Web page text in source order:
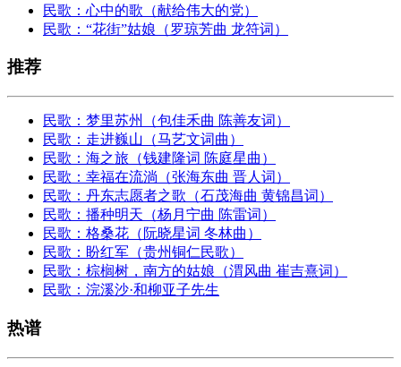
民歌：心中的歌（献给伟大的党）
民歌：“花街”姑娘（罗琼芳曲 龙符词）
推荐
民歌：梦里苏州（包佳禾曲 陈善友词）
民歌：走进巍山（马艺文词曲）
民歌：海之旅（钱建隆词 陈庭星曲）
民歌：幸福在流淌（张海东曲 晋人词）
民歌：​丹东志愿者之歌（石茂海曲 黄锦昌词）
民歌：播种明天（杨月宁曲 陈雷词）
民歌：格桑花（阮晓星词 冬林曲）
民歌：盼红军（贵州铜仁民歌）
民歌：棕榈树，南方的姑娘（渭风曲 崔吉熹词）
民歌：浣溪沙·和柳亚子先生
热谱